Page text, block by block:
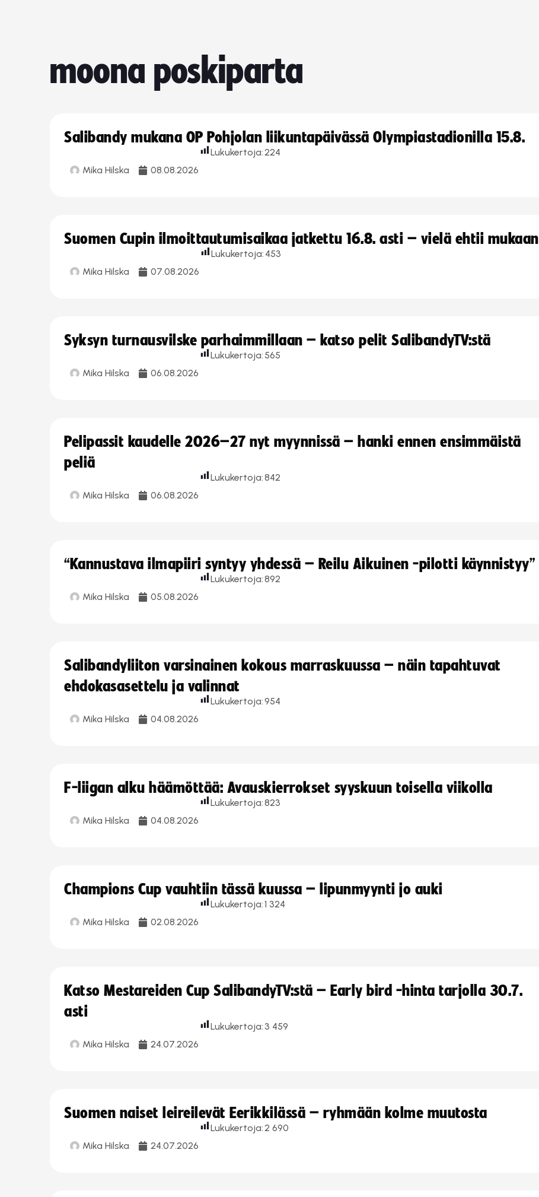
moona poskiparta
Salibandy mukana OP Pohjolan liikuntapäivässä Olympiastadionilla 15.8.
Mika Hilska 08.08.2026
Lukukertoja:224
Suomen Cupin ilmoittautumisaikaa jatkettu 16.8. asti – vielä ehtii mukaan
Mika Hilska 07.08.2026
Lukukertoja: 453
Syksyn turnausvilske parhaimmillaan – katso pelit SalibandyTV:stä
Mika Hilska 06.08.2026
Lukukertoja: 565
Pelipassit kaudelle 2026–27 nyt myynnissä – hanki ennen ensimmäistä
peliä
Mika Hilska 06.08.2026
Lukukertoja:842
“Kannustava ilmapiiri syntyy yhdessä – Reilu Aikuinen -pilotti käynnistyy”
Mika Hilska 05.08.2026
Lukukertoja:892
Salibandyliiton varsinainen kokous marraskuussa – näin tapahtuvat
ehdokasasettelu ja valinnat
Mika Hilska 04.08.2026
Lukukertoja:954
F-liigan alku häämöttää: Avauskierrokset syyskuun toisella viikolla
Mika Hilska 04.08.2026
Lukukertoja:823
Champions Cup vauhtiin tässä kuussa – lipunmyynti jo auki
Mika Hilska 02.08.2026
Lukukertoja:1 324
Katso Mestareiden Cup SalibandyTV:stä – Early bird -hinta tarjolla 30.7.
asti
Mika Hilska 24.07.2026
Lukukertoja: 3 459
Suomen naiset leireilevät Eerikkilässä – ryhmään kolme muutosta
Mika Hilska 24.07.2026
Lukukertoja:2 690